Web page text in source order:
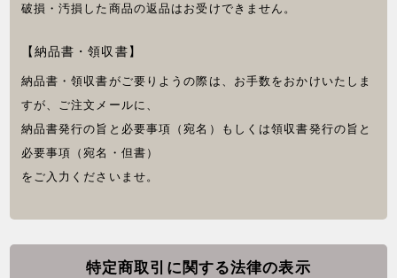
破損・汚損した商品の返品はお受けできません。
【納品書・領収書】
納品書・領収書がご要りようの際は、お手数をおかけいたしま
すが、ご注文メールに、
納品書発行の旨と必要事項（宛名）もしくは領収書発行の旨と
必要事項（宛名・但書）
をご入力くださいませ。
特定商取引に関する法律の表示